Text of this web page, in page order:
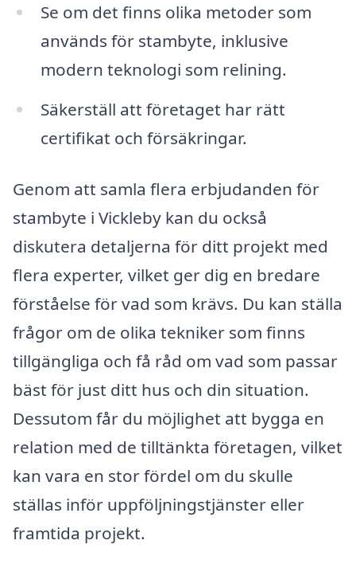
Se om det finns olika metoder som
används för stambyte, inklusive
modern teknologi som relining.
Säkerställ att företaget har rätt
certifikat och försäkringar.
Genom att samla flera erbjudanden för
stambyte i Vickleby kan du också
diskutera detaljerna för ditt projekt med
flera experter, vilket ger dig en bredare
förståelse för vad som krävs. Du kan ställa
frågor om de olika tekniker som finns
tillgängliga och få råd om vad som passar
bäst för just ditt hus och din situation.
Dessutom får du möjlighet att bygga en
relation med de tilltänkta företagen, vilket
kan vara en stor fördel om du skulle
ställas inför uppföljningstjänster eller
framtida projekt.